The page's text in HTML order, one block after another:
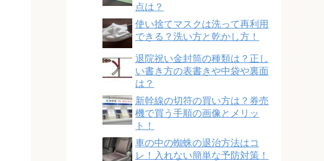
点は？
使い捨てマスクは洗って再利用
できる？洗い方と乾かし方！
退院祝い金封筒の種類は？正し
い書き方の表書きや中袋や裏面
は？
新幹線の切符の買い方は？券売
機で買う手順の画像とメリッ
ト！
車の中の蜘蛛の退治方法はコ
レ！入れない簡単な予防対策！